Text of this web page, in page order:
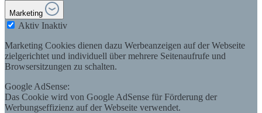
Marketing
Aktiv Inaktiv
Marketing Cookies dienen dazu Werbeanzeigen auf der Webseite
zielgerichtet und individuell über mehrere Seitenaufrufe und
Browsersitzungen zu schalten.
Google AdSense:
Das Cookie wird von Google AdSense für Förderung der
Werbungseffizienz auf der Webseite verwendet.